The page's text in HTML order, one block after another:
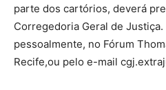
parte dos cartórios, deverá
Corregedoria Geral de
pessoalmente, no Fórum
Recife,ou pelo e-mail